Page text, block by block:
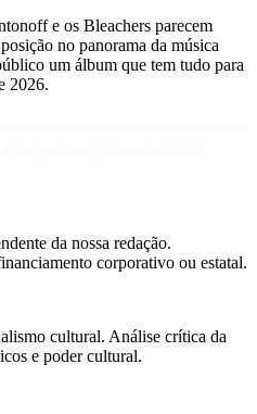
e os Bleachers parecem
no panorama da música
um álbum que tem tudo para
2026.
da nossa redação.
corporativo ou estatal.
cultural. Análise crítica da
e poder cultural.